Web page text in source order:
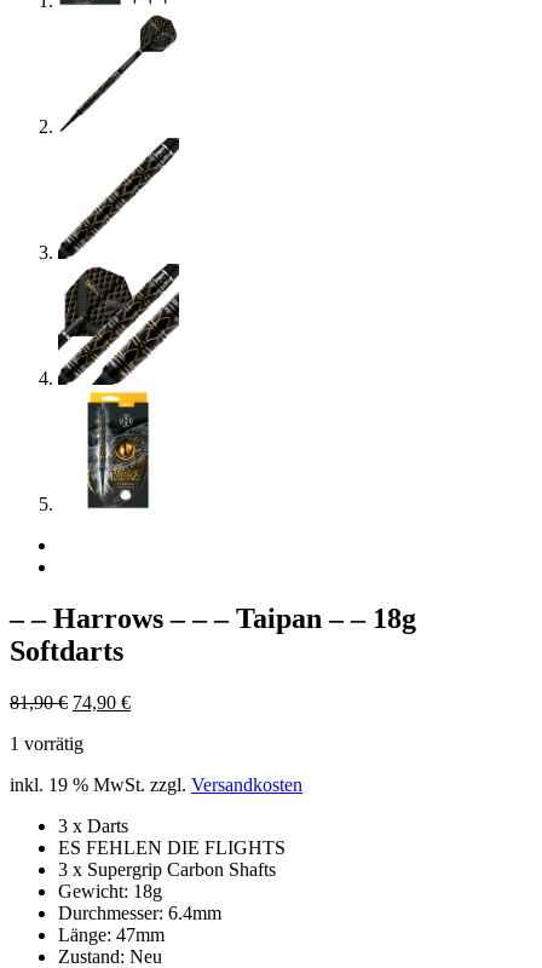
– – Harrows – – – Taipan – – 18g
Softdarts
81,90€ Ursprünglicher
war:
74,90 €Aktueller
1 vorrätig
inkl. 19 % MwSt. zzgl. Versandkosten
3 x Darts
ES FEHLEN DIE FLIGHTS
3 x Supergrip Carbon Shafts
Gewicht: 18g
Durchmesser: 6.4mm
Länge: 47mm
Zustand: Neu